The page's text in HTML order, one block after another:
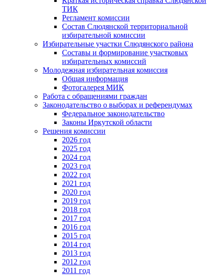
ТИК
Регламент комиссии
Состав Слюдянской территориальной
избирательной комиссии
Избирательные участки Слюдянского района
Составы и формирование участковых
избирательных комиссий
Молодежная избирательная комиссия
Общая информация
Фотогалерея МИК
Работа с обращениями граждан
Законодательство о выборах и референдумах
Федеральное законодательство
Законы Иркутской области
Решения комиссии
2026 год
2025 год
2024 год
2023 год
2022 год
2021 год
2020 год
2019 год
2018 год
2017 год
2016 год
2015 год
2014 год
2013 год
2012 год
2011 год